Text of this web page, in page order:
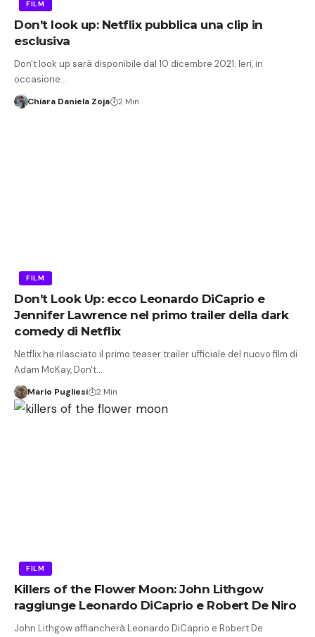
FILM
Don’t look up: Netflix pubblica una clip in
esclusiva
Don't look up sarà disponibile dal 10 dicembre 2021. Ieri, in
occasione…
Chiara Daniela Zoja 2 Min
FILM
Don’t Look Up: ecco Leonardo DiCaprio e
Jennifer Lawrence nel primo trailer della dark
comedy di Netflix
Netflix ha rilasciato il primo teaser trailer ufficiale del nuovo film di
Adam McKay, Don't…
Mario Pugliesi 2 Min
FILM
Killers of the Flower Moon: John Lithgow
raggiunge Leonardo DiCaprio e Robert De Niro
John Lithgow affiancherà Leonardo DiCaprio e Robert De